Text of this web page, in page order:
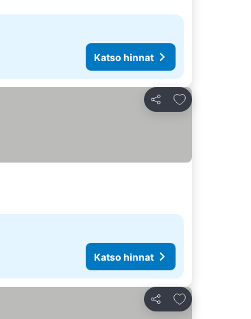
Katso hinnat
Jaa
Lisää
Katso hinnat
Jaa
Lisää